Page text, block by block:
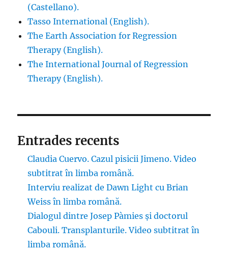
(Castellano).
Tasso International (English).
The Earth Association for Regression
Therapy (English).
The International Journal of Regression
Therapy (English).
Entrades recents
Claudia Cuervo. Cazul pisicii Jimeno. Video
subtitrat în limba română.
Interviu realizat de Dawn Light cu Brian
Weiss în limba română.
Dialogul dintre Josep Pàmies și doctorul
Cabouli. Transplanturile. Video subtitrat în
limba română.